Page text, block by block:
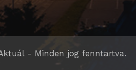
- Minden jog fenntartva.